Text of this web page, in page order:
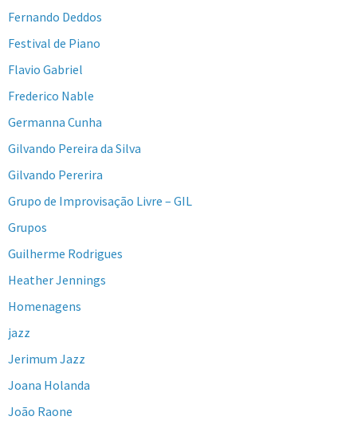
Fernando Deddos
Festival de Piano
Flavio Gabriel
Frederico Nable
Germanna Cunha
Gilvando Pereira da Silva
Gilvando Pererira
Grupo de Improvisação Livre – GIL
Grupos
Guilherme Rodrigues
Heather Jennings
Homenagens
jazz
Jerimum Jazz
Joana Holanda
João Raone